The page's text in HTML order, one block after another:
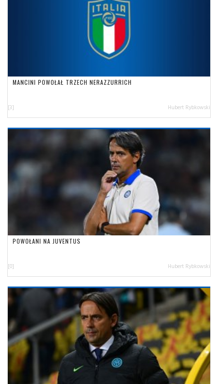
MANCINI POWOŁAŁ TRZECH NERAZZURRICH
[3] Hubert Rybkowski
POWOŁANI NA JUVENTUS
[0] Hubert Rybkowski